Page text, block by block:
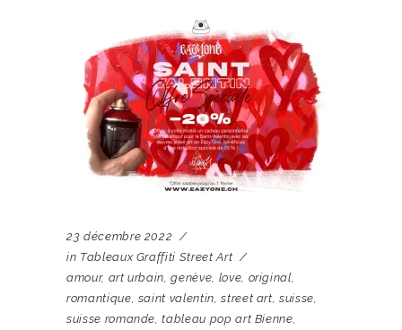
23 décembre 2022
in Tableaux Graffiti Street Art
amour, art urbain ,genève love original
romantique saint valentin ,street art ,suisse
suisse romande ,tableau pop art Bienne